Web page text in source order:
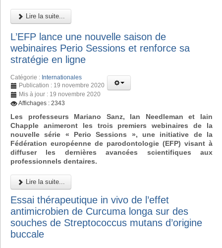
Lire la suite...
L’EFP lance une nouvelle saison de
webinaires Perio Sessions et renforce sa
stratégie en ligne
Catégorie : Internationales
Publication : 19 novembre 2020
Mis à jour : 19 novembre 2020
Affichages : 2343
Les professeurs Mariano Sanz, Ian Needleman et Iain
Chapple animeront les trois premiers webinaires de la
nouvelle série « Perio Sessions », une initiative de la
Fédération européenne de parodontologie (EFP) visant à
diffuser les dernières avancées scientifiques aux
professionnels dentaires.
Lire la suite...
Essai thérapeutique in vivo de l’effet
antimicrobien de Curcuma longa sur des
souches de Streptococcus mutans d’origine
buccale